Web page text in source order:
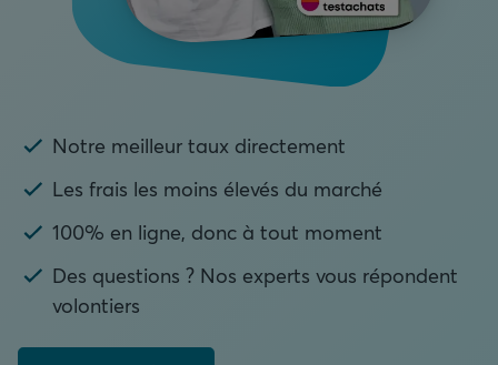
Notre meilleur taux directement
Les frais les moins élevés du marché
100% en ligne, donc à tout moment
Des questions ? Nos experts vous répondent
volontiers